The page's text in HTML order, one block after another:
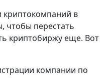
криптокомпаний в
чтобы перестать
криптобиржу еще. Вот
компании по